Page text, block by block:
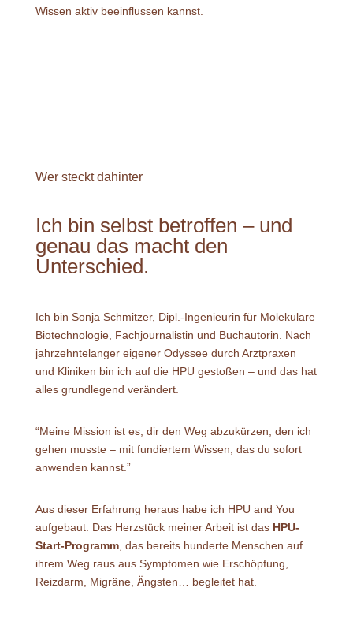
Wissen aktiv beeinflussen kannst.
Wer steckt dahinter
Ich bin selbst betroffen – und
genau das macht den
Unterschied.
Ich bin Sonja Schmitzer, Dipl.-Ingenieurin für Molekulare
Biotechnologie, Fachjournalistin und Buchautorin. Nach
jahrzehntelanger eigener Odyssee durch Arztpraxen
und Kliniken bin ich auf die HPU gestoßen – und das hat
alles grundlegend verändert.
“Meine Mission ist es, dir den Weg abzukürzen, den ich
gehen musste – mit fundiertem Wissen, das du sofort
anwenden kannst.”
Aus dieser Erfahrung heraus habe ich HPU and You
aufgebaut. Das Herzstück meiner Arbeit ist das HPU-
Start-Programm, das bereits hunderte Menschen auf
ihrem Weg raus aus Symptomen wie Erschöpfung,
Reizdarm, Migräne, Ängsten… begleitet hat.